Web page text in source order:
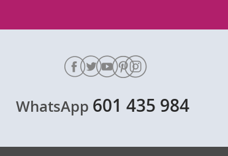
WhatsApp 601 435 984